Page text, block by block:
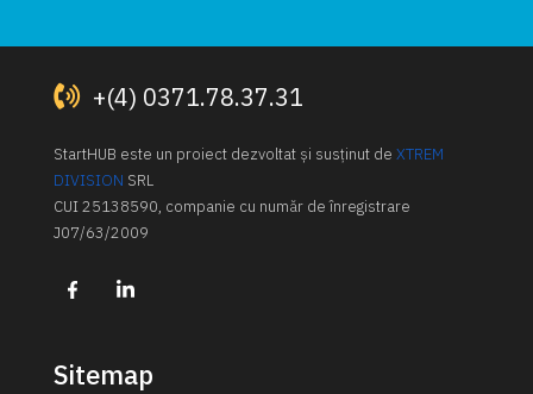
+(4) 0371.78.37.31
StartHUB este un proiect dezvoltat și susținut de XTREM
DIVISION SRL
CUI 25138590, companie cu număr de înregistrare
J07/63/2009
Sitemap